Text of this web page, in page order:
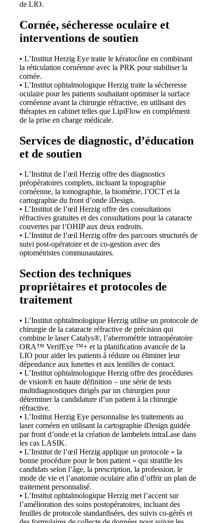
de LIO.
Cornée, sécheresse oculaire et
interventions de soutien
• L’Institut Herzig Eye traite le kératocône en combinant
la réticulation cornéenne avec la PRK pour stabiliser la
cornée.
• L’Institut ophtalmologique Herzig traite la sécheresse
oculaire pour les patients souhaitant optimiser la surface
cornéenne avant la chirurgie réfractive, en utilisant des
thérapies en cabinet telles que LipiFlow en complément
de la prise en charge médicale.
Services de diagnostic, d’éducation
et de soutien
• L’Institut de l’œil Herzig offre des diagnostics
préopératoires complets, incluant la topographie
cornéenne, la tomographie, la biométrie, l’OCT et la
cartographie du front d’onde iDesign.
• L’Institut de l’œil Herzig offre des consultations
réfractives gratuites et des consultations pour la cataracte
couvertes par l’OHIP aux deux endroits.
• L’Institut de l’œil Herzig offre des parcours structurés de
suivi post-opératoire et de co-gestion avec des
optométristes communautaires.
Section des techniques
propriétaires et protocoles de
traitement
• L’Institut ophtalmologique Herzig utilise un protocole de
chirurgie de la cataracte réfractive de précision qui
combine le laser Catalys®, l’aberrométrie intraopératoire
ORA™ VerifEye ™+ et la planification avancée de la
LIO pour aider les patients à réduire ou éliminer leur
dépendance aux lunettes et aux lentilles de contact.
• L’Institut ophtalmologique Herzig offre des procédures
de vision® en haute définition – une série de tests
multidiagnostiques dirigés par un chirurgien pour
déterminer la candidature d’un patient à la chirurgie
réfractive.
• L’Institut Herzig Eye personnalise les traitements au
laser cornéen en utilisant la cartographie iDesign guidée
par front d’onde et la création de lambelets intraLase dans
les cas LASIK.
• L’Institut de l’œil Herzig applique un protocole « la
bonne procédure pour le bon patient » qui stratifie les
candidats selon l’âge, la prescription, la profession, le
mode de vie et l’anatomie oculaire afin d’offrir un plan de
traitement personnalisé.
• L’Institut ophtalmologique Herzig met l’accent sur
l’amélioration des soins postopératoires, incluant des
feuilles de protocole standardisées, des suivis co-gérés et